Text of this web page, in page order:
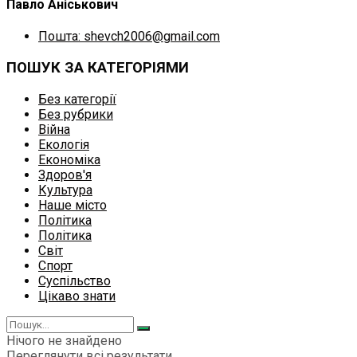
Павло Аніськович
Пошта: shevch2006@gmail.com
ПОШУК ЗА КАТЕГОРІЯМИ
Без категорії
Без рубрики
Війна
Екологія
Економіка
Здоров'я
Культура
Наше місто
Політика
Політика
Світ
Спорт
Суспільство
Цікаво знати
Нічого не знайдено